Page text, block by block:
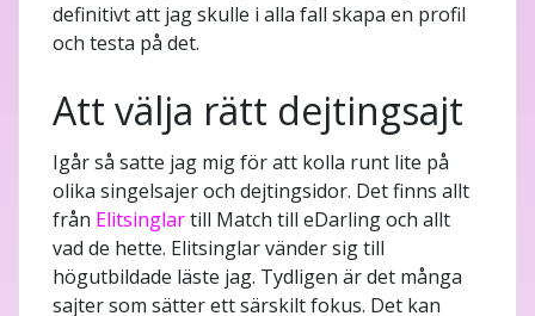
definitivt att jag skulle i alla fall skapa en profil
och testa på det.
Att välja rätt dejtingsajt
Igår så satte jag mig för att kolla runt lite på
olika singelsajer och dejtingsidor. Det finns allt
från Elitsinglartill Match till eDarling och allt
vad de hette. Elitsinglar vänder sig till
högutbildade läste jag. Tydligen är det många
sajter som sätter ett särskilt fokus. Det kan